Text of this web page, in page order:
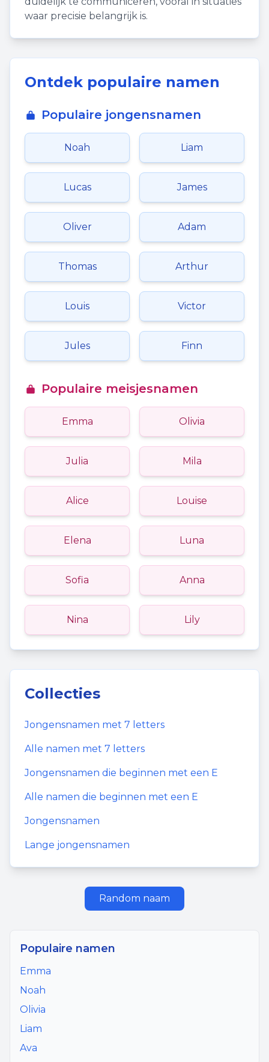
waar precisie belangrijk is.
Ontdek populaire namen
Populaire jongensnamen
Noah Liam
Lucas James
Oliver Adam
Thomas Arthur
Louis Victor
Jules Finn
Populaire meisjesnamen
Emma Olivia
Julia Mila
Alice Louise
Elena Luna
Sofia Anna
Nina Lily
Collecties
Jongensnamen met 7 letters
Alle namen met 7 letters
Jongensnamen die beginnen met een E
Alle namen die beginnen met een E
Jongensnamen
Lange jongensnamen
Random naam
Populaire namen
Emma
Noah
Olivia
Liam
Ava